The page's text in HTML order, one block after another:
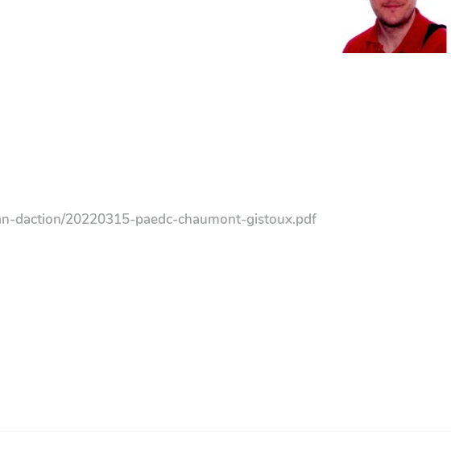
daction/20220315-paedc-chaumont-gistoux.pdf